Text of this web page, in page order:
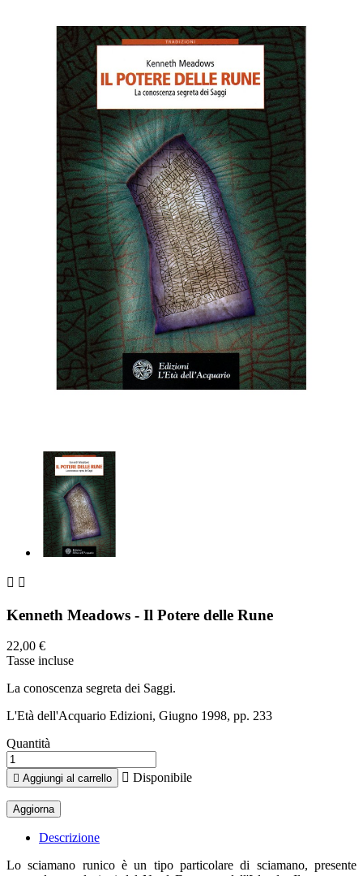
 
Kenneth Meadows - Il Potere delle Rune
22,00 €
Tasse incluse
La conoscenza segreta dei Saggi.
L'Età dell'Acquario Edizioni, Giugno 1998, pp. 233
Quantità
 Aggiungi al carrello  Disponibile
Descrizione
Lo sciamano runico è un tipo particolare di sciamano, presente